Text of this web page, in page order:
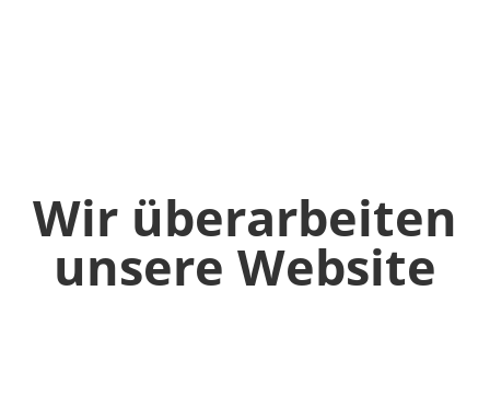
Wir überarbeiten
unsere Website